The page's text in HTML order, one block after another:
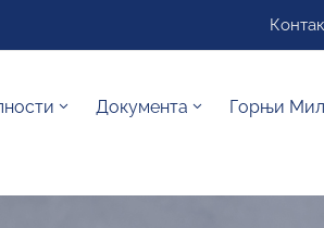
Документа Горњи